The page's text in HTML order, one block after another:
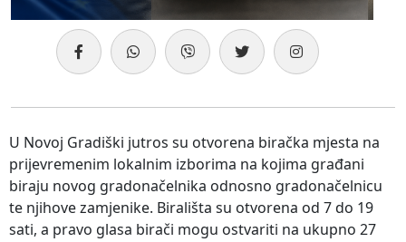
U Novoj Gradiški jutros su otvorena biračka mjesta na
prijevremenim lokalnim izborima na kojima građani
biraju novog gradonačelnika odnosno gradonačelnicu
te njihove zamjenike. Birališta su otvorena od 7 do 19
sati, a pravo glasa birači mogu ostvariti na ukupno 27